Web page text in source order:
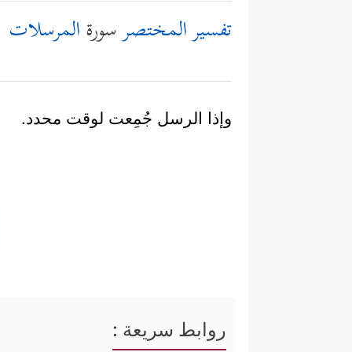
تفسير المختصرسورةالمرسلات
وإذا الرسل جُمِعت لوقت محدد.
روابط سريعة :